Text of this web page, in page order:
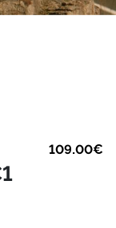
109.00€